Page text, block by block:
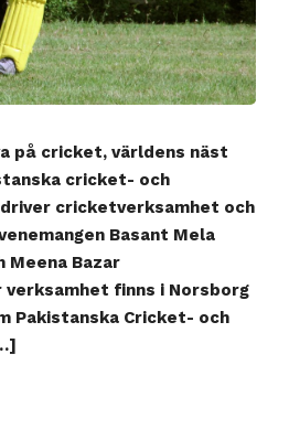
på cricket, världens näst
cricket- och
cricketverksamhet och
Basant Mela
Bazar
finns i Norsborg
Pakistanska Cricket- och